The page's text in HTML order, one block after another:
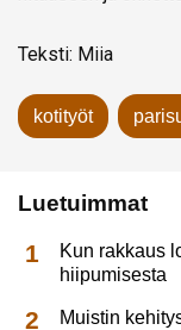
Teksti: Miia
kotityöt
Luetuimmat
Kun rakkaus
hiipumisesta
Muistin